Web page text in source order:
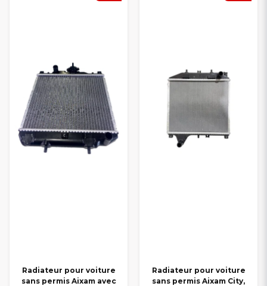
Radiateur pour voiture
sans permis Aixam avec
Radiateur pour voiture
sans permis Aixam City,